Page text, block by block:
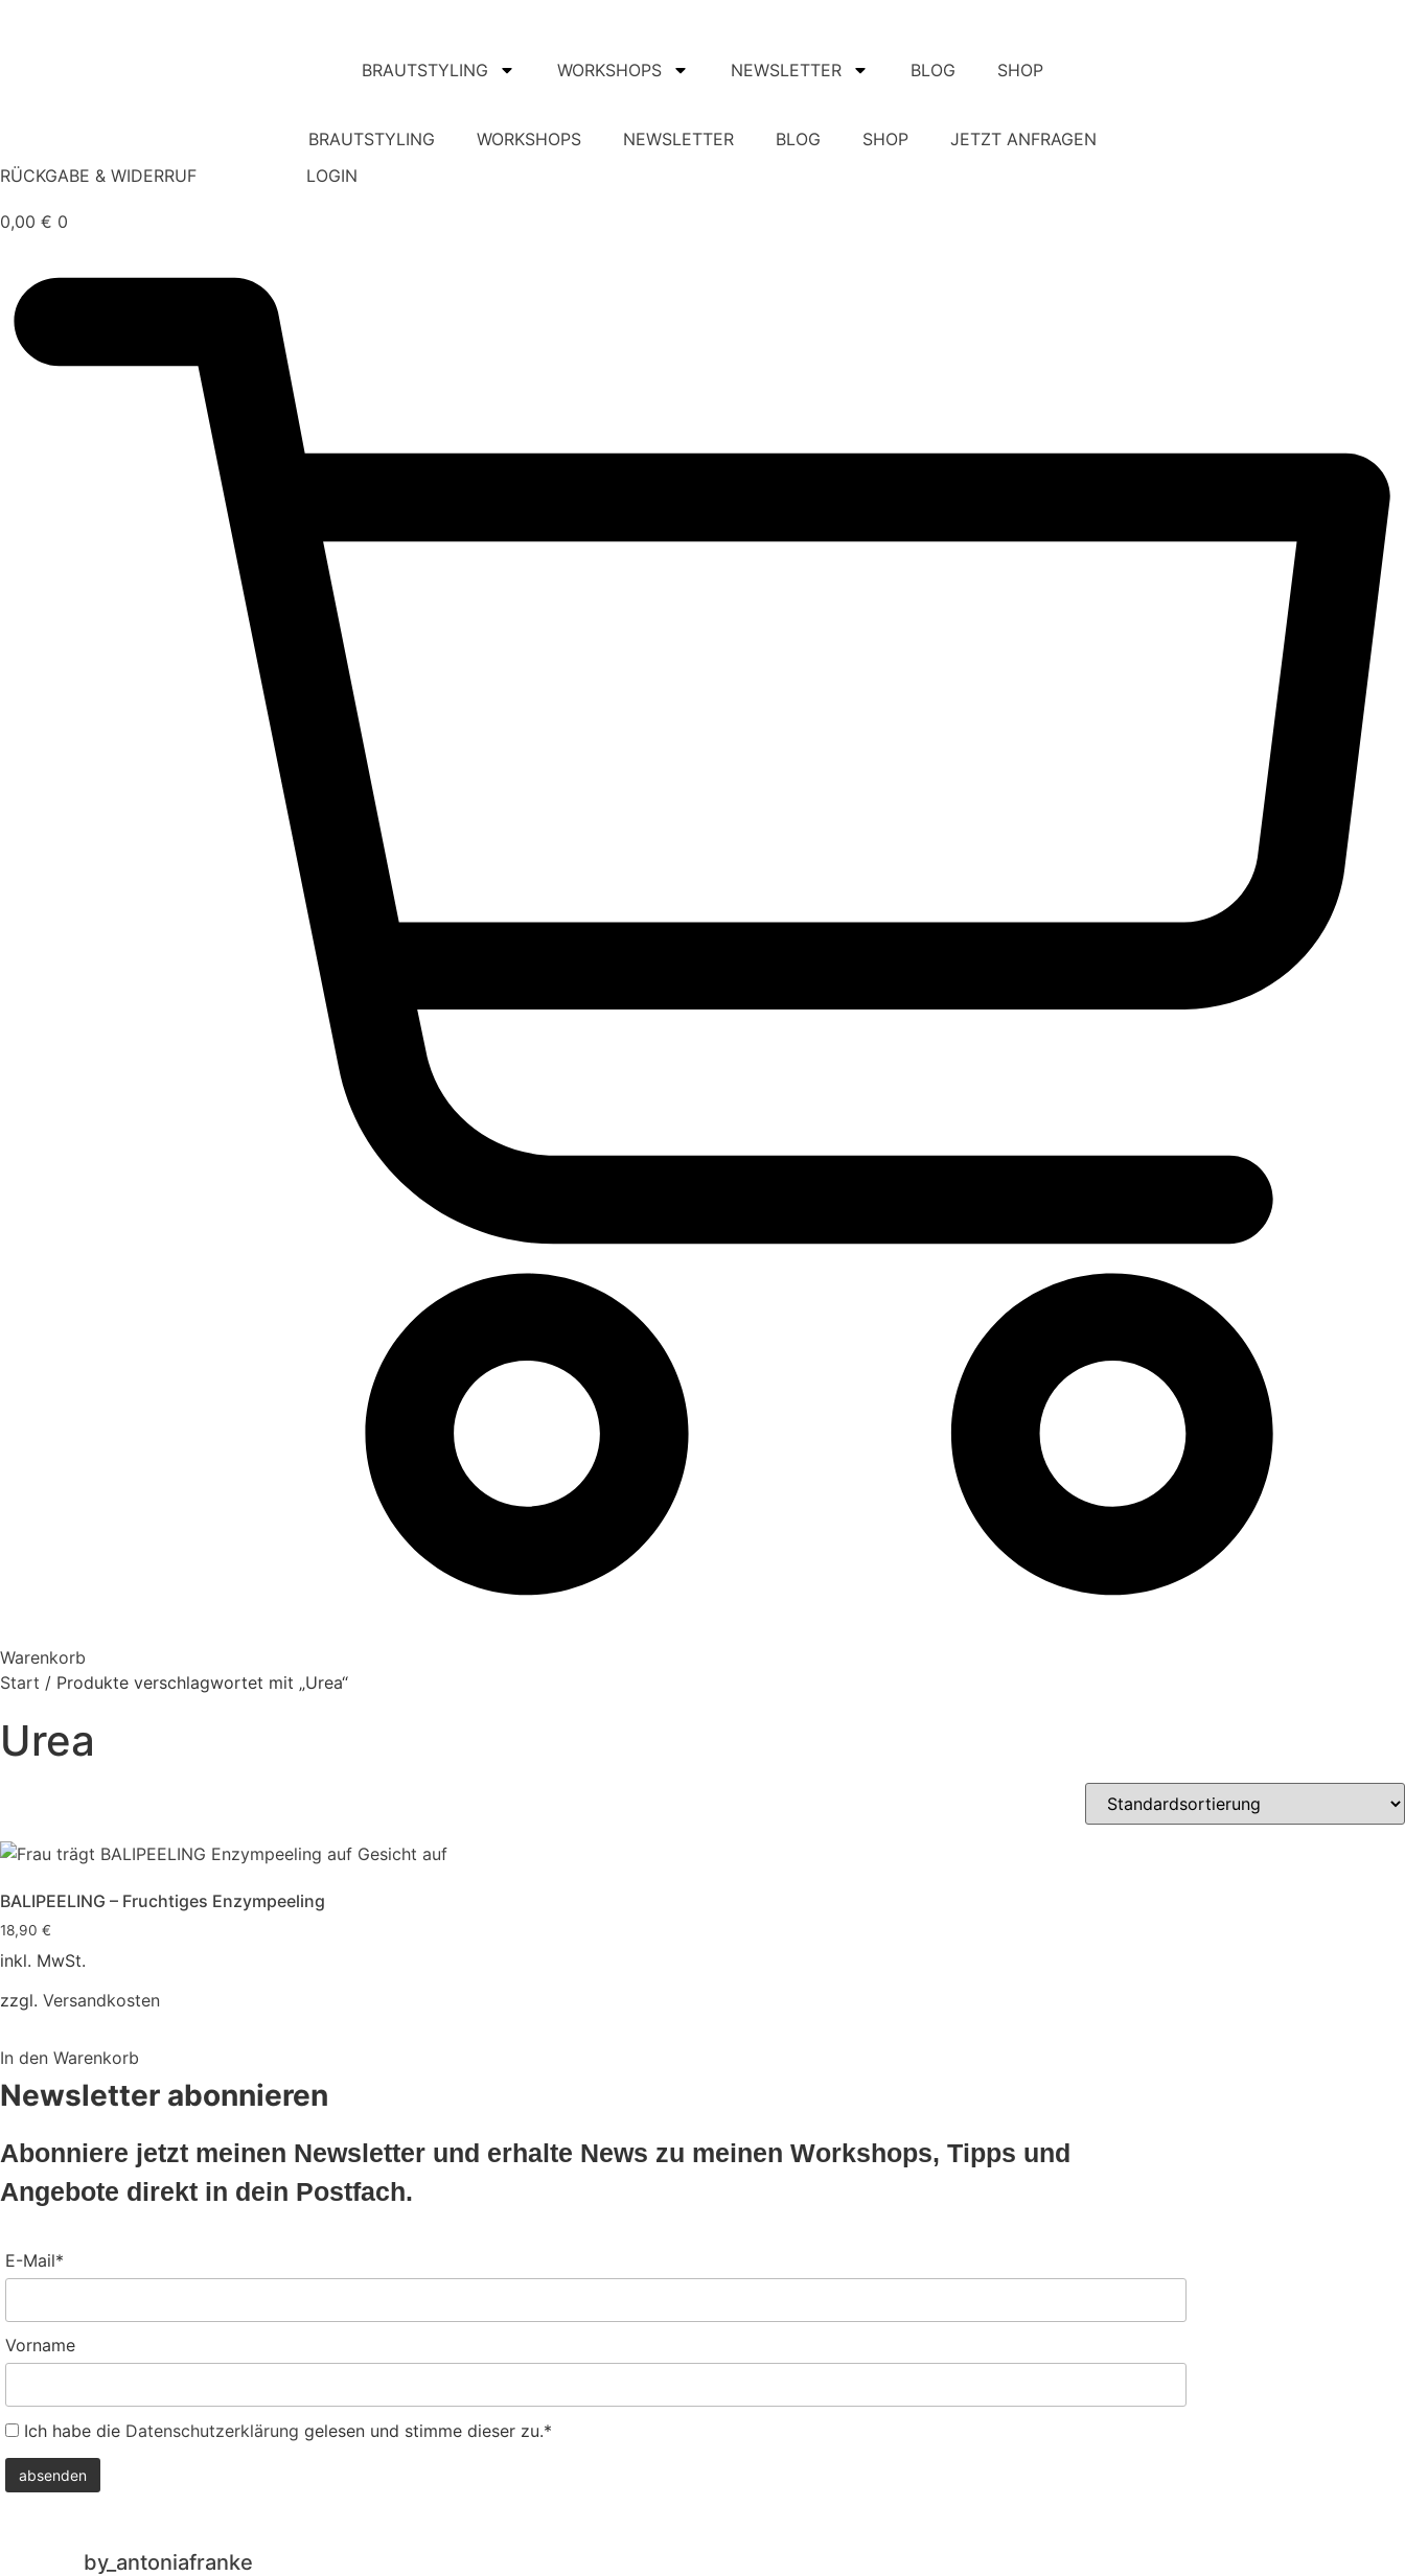
BRAUTSTYLING WORKSHOPS NEWSLETTER BLOG SHOP
BRAUTSTYLING WORKSHOPS NEWSLETTER BLOG SHOP
JETZT ANFRAGEN
RÜCKGABE & WIDERRUF LOGIN
0,00 € 0
Warenkorb
Start / Produkte verschlagwortet mit „Urea“
Urea
BALIPEELING – Fruchtiges Enzympeeling
18,90 €
inkl. MwSt.
zzgl. Versandkosten
In den Warenkorb
Newsletter abonnieren
Abonniere jetzt meinen Newsletter und erhalte News zu meinen Workshops, Tipps und
Angebote direkt in dein Postfach.
E-Mail*
Vorname
Ich habe die Datenschutzerklärung gelesen und stimme dieser zu.*
by_antoniafranke